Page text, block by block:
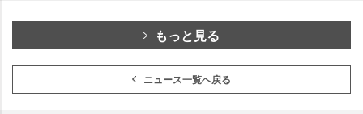
もっと見る
ニュース一覧へ戻る